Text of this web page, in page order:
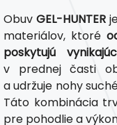
Obuv GEL-HUNTER
materiálov, ktoré
poskytujú
v prednej časti
a udržuje nohy
Táto kombinácia
pre pohodlie a